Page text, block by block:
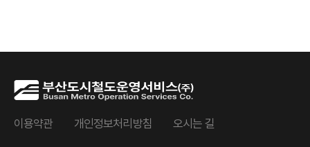
이용약관 개인정보처리방침 오시는 길